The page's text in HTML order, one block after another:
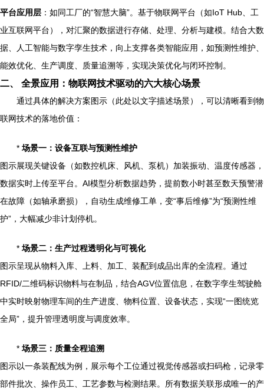
平台应用层 ：如同工厂的“智慧大脑”。基于物联网平台（如IoT Hub、工
业互联网平台），对汇聚的数据进行存储、处理、分析与建模。结合大数
据、人工智能与数字孪生技术，向上支撑各类智能应用，如预测性维护、
能效优化、生产调度、质量追溯等，实现决策优化与闭环控制。
二、 全景应用：物联网技术驱动的六大核心场景
通过具体的解决方案图示（此处以文字描述场景），可以清晰看到物
联网技术的落地价值：
*场景一：设备互联与预测性维护
图示展现关键设备（如数控机床、风机、泵机）加装振动、温度传感器，
数据实时上传至平台。AI模型分析数据趋势，提前数小时甚至数天预警潜
在故障（如轴承磨损），自动生成维修工单，变“事后维修”为“预测性维
护”，大幅减少非计划停机。
*场景二：生产过程透明化与可视化
图示呈现从物料入库、上料、加工、装配到成品出库的全流程。通过
RFID/二维码标识物料与在制品，结合AGV位置信息，在数字孪生驾驶舱
中实时映射物理车间的生产进度、物料位置、设备状态，实现“一图统览
全局”，提升管理透明度与调度效率。
*场景三：质量全程追溯
图示以一条装配线为例，展示每个工位通过视觉传感器或扫码枪，记录零
部件批次、操作员工、工艺参数与检测结果。所有数据关联形成唯一的产